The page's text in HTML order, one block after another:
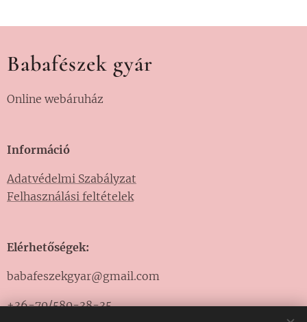
Babafészek gyár
Online webáruház
Információ
Adatvédelmi Szabályzat
Felhasználási feltételek
Elérhetőségek:
babafeszekgyar@gmail.com
+36-70/580-38-35